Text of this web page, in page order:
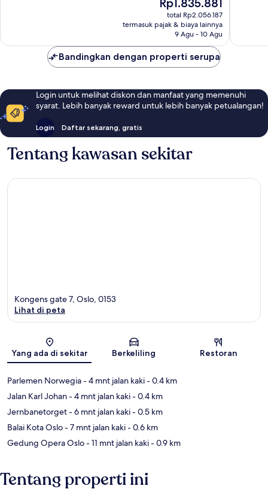
sekarang
Rp1.835.881
total Rp2.056.187
termasuk pajak & biaya lainnya
9 Agu - 10 Agu
Bandingkan dengan properti serupa
Login untuk melihat diskon dan manfaat yang memenuhi
syarat. Lebih banyak reward untuk lebih banyak petualangan!
Login Daftar sekarang, gratis
Tentang kawasan sekitar
Peta
Kongens gate 7, Oslo, 0153
Lihat di peta
Yang ada di sekitar Berkeliling Restoran
Parlemen Norwegia- 4 mnt jalan kaki- 0.4 km
Jalan Karl Johan- 4 mnt jalan kaki- 0.4 km
Jernbanetorget- 6 mnt jalan kaki- 0.5 km
Balai Kota Oslo- 7 mnt jalan kaki- 0.6 km
Gedung Opera Oslo- 11 mnt jalan kaki- 0.9 km
Tentang properti ini